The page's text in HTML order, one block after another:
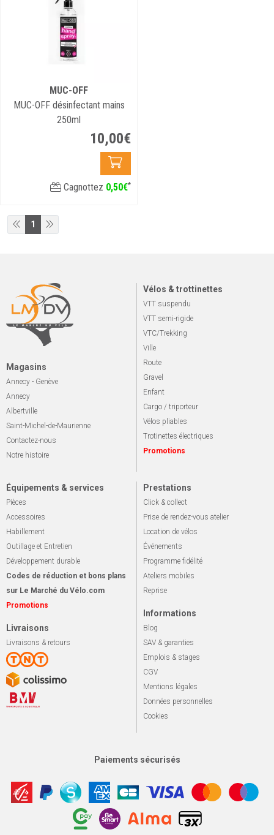
MUC-OFF
MUC-OFF désinfectant mains
250ml
10,00€
Cagnottez 0,50€*
1
Magasins
Annecy - Genève
Annecy
Albertville
Saint-Michel-de-Maurienne
Contactez-nous
Notre histoire
Vélos & trottinettes
VTT suspendu
VTT semi-rigide
VTC/Trekking
Ville
Route
Gravel
Enfant
Cargo / triporteur
Vélos pliables
Trotinettes électriques
Promotions
Équipements & services
Pièces
Accessoires
Habillement
Outillage et Entretien
Développement durable
Codes de réduction et bons plans
sur Le Marché du Vélo.com
Promotions
Livraisons
Livraisons & retours
Prestations
Click & collect
Prise de rendez-vous atelier
Location de vélos
Événements
Programme fidélité
Ateliers mobiles
Reprise
Informations
Blog
SAV & garanties
Emplois & stages
CGV
Mentions légales
Données personnelles
Cookies
Paiements sécurisés